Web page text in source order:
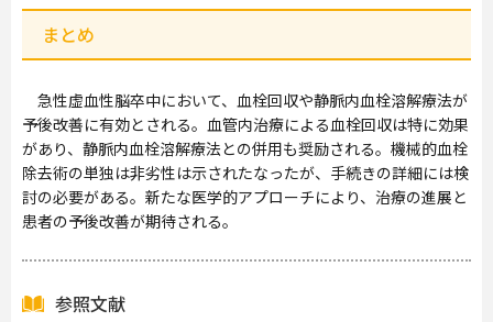
まとめ
急性虚血性脳卒中において、血栓回収や静脈内血栓溶解療法が
予後改善に有効とされる。血管内治療による血栓回収は特に効果
があり、静脈内血栓溶解療法との併用も奨励される。機械的血栓
除去術の単独は非劣性は示されたなったが、手続きの詳細には検
討の必要がある。新たな医学的アプローチにより、治療の進展と
患者の予後改善が期待される。
参照文献